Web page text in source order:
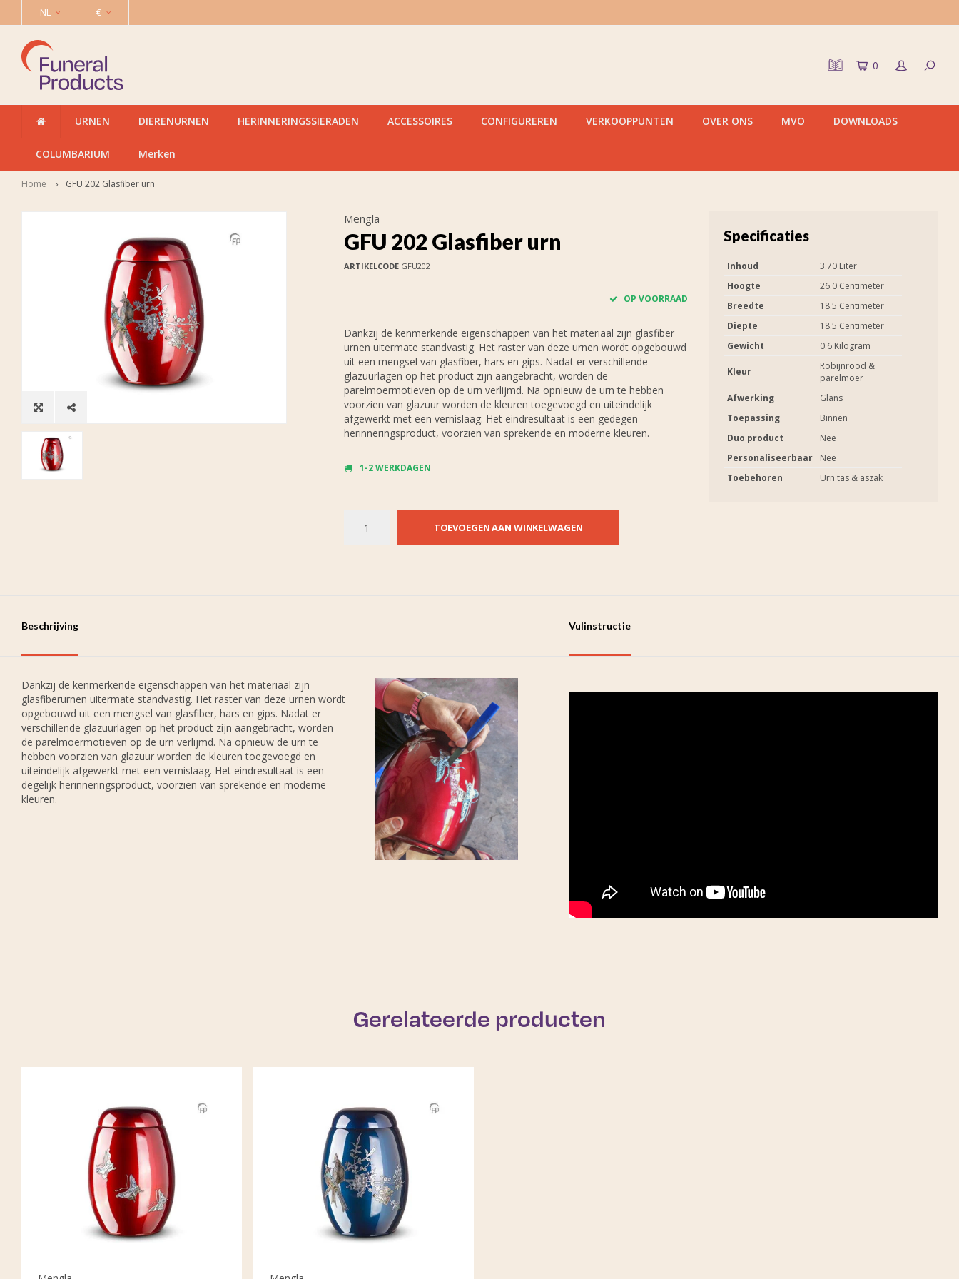
NL €
0
URNEN DIERENURNEN HERINNERINGSSIERADEN ACCESSOIRES CONFIGUREREN VERKOOPPUNTEN OVER ONS MVO DOWNLOADS
COLUMBARIUM Merken
Home GFU 202 Glasfiber urn
Mengla
GFU 202 Glasfiber urn
ARTIKELCODEGFU202
OP VOORRAAD
Dankzij de kenmerkende eigenschappen van het materiaal zijn glasfiber
urnen uitermate standvastig. Het raster van deze urnen wordt opgebouwd
uit een mengsel van glasfiber, hars en gips. Nadat er verschillende
glazuurlagen op het product zijn aangebracht, worden de
parelmoermotieven op de urn verlijmd. Na opnieuw de urn te hebben
voorzien van glazuur worden de kleuren toegevoegd en uiteindelijk
afgewerkt met een vernislaag. Het eindresultaat is een gedegen
herinneringsproduct, voorzien van sprekende en moderne kleuren.
1-2 WERKDAGEN
TOEVOEGEN AAN WINKELWAGEN
Specificaties
Inhoud
3.70 Liter
Hoogte
26.0 Centimeter
Breedte
18.5 Centimeter
Diepte
18.5 Centimeter
Gewicht
0.6 Kilogram
Kleur
Robijnrood &
parelmoer
Afwerking
Glans
Toepassing
Binnen
Duo product
Nee
Personaliseerbaar
Nee
Toebehoren
Urn tas & aszak
Beschrijving Vulinstructie
Dankzij de kenmerkende eigenschappen van het materiaal zijn
glasfiberurnen uitermate standvastig. Het raster van deze urnen wordt
opgebouwd uit een mengsel van glasfiber, hars en gips. Nadat er
verschillende glazuurlagen op het product zijn aangebracht, worden
de parelmoermotieven op de urn verlijmd. Na opnieuw de urn te
hebben voorzien van glazuur worden de kleuren toegevoegd en
uiteindelijk afgewerkt met een vernislaag. Het eindresultaat is een
degelijk herinneringsproduct, voorzien van sprekende en moderne
kleuren.
Gerelateerde producten